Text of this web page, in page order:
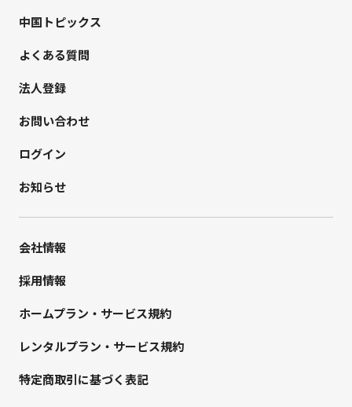
中国トピックス
よくある質問
法人登録
お問い合わせ
ログイン
お知らせ
会社情報
採用情報
ホームプラン・サービス規約
レンタルプラン・サービス規約
特定商取引に基づく表記